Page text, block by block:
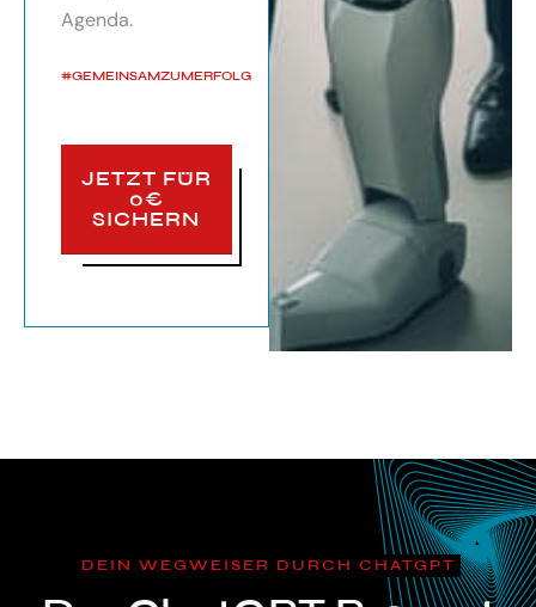
Agenda.
#GEMEINSAMZUMERFOLG
JETZT FÜR
0€
SICHERN
DEIN WEGWEISER DURCH CHATGPT